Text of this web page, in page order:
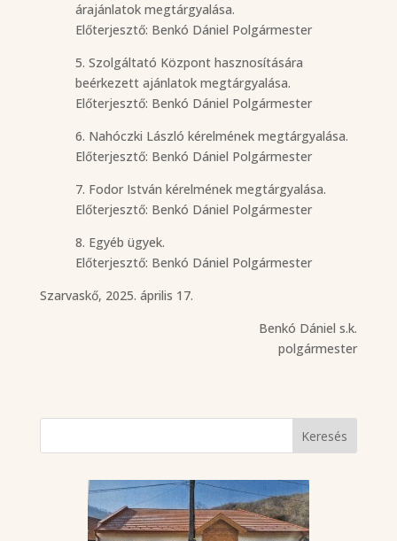
árajánlatok megtárgyalása.
Előterjesztő: Benkó Dániel Polgármester
5. Szolgáltató Központ hasznosítására
beérkezett ajánlatok megtárgyalása.
Előterjesztő: Benkó Dániel Polgármester
6. Nahóczki László kérelmének megtárgyalása.
Előterjesztő: Benkó Dániel Polgármester
7. Fodor István kérelmének megtárgyalása.
Előterjesztő: Benkó Dániel Polgármester
8. Egyéb ügyek.
Előterjesztő: Benkó Dániel Polgármester
Szarvaskő, 2025. április 17.
Benkó Dániel s.k.
polgármester